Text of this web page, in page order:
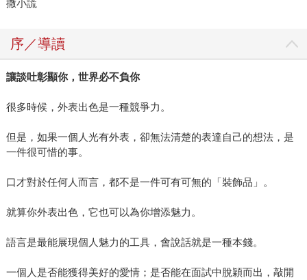
撒小謊
序／導讀
讓談吐彰顯你，世界必不負你
很多時候，外表出色是一種競爭力。
但是，如果一個人光有外表，卻無法清楚的表達自己的想法，是
一件很可惜的事。
口才對於任何人而言，都不是一件可有可無的「裝飾品」。
就算你外表出色，它也可以為你增添魅力。
語言是最能展現個人魅力的工具，會說話就是一種本錢。
一個人是否能獲得美好的愛情；是否能在面試中脫穎而出，敲開